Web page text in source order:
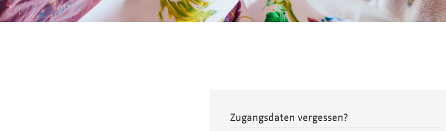
Zugangsdaten vergessen?